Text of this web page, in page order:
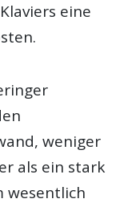
eine
weniger
als ein stark
wesentlich